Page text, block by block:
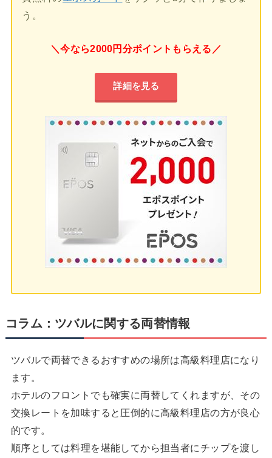
う。
＼今なら2000円分ポイントもらえる／
詳細を見る
コラム：ツバルに関する両替情報
ツバルで両替できるおすすめの場所は高級料理店になり
ます。
ホテルのフロントでも確実に両替してくれますが、その
交換レートを加味すると圧倒的に高級料理店の方が良心
的です。
順序としては料理を堪能してから担当者にチップを渡し